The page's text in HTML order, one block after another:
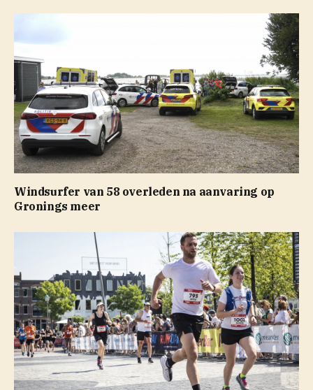
Windsurfer van 58 overleden na aanvaring op
Gronings meer